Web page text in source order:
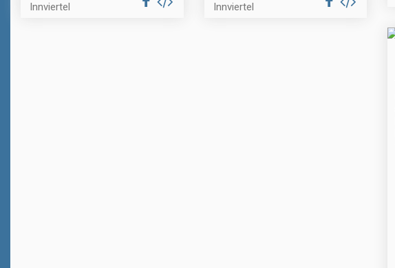
Innviertel Innviertel